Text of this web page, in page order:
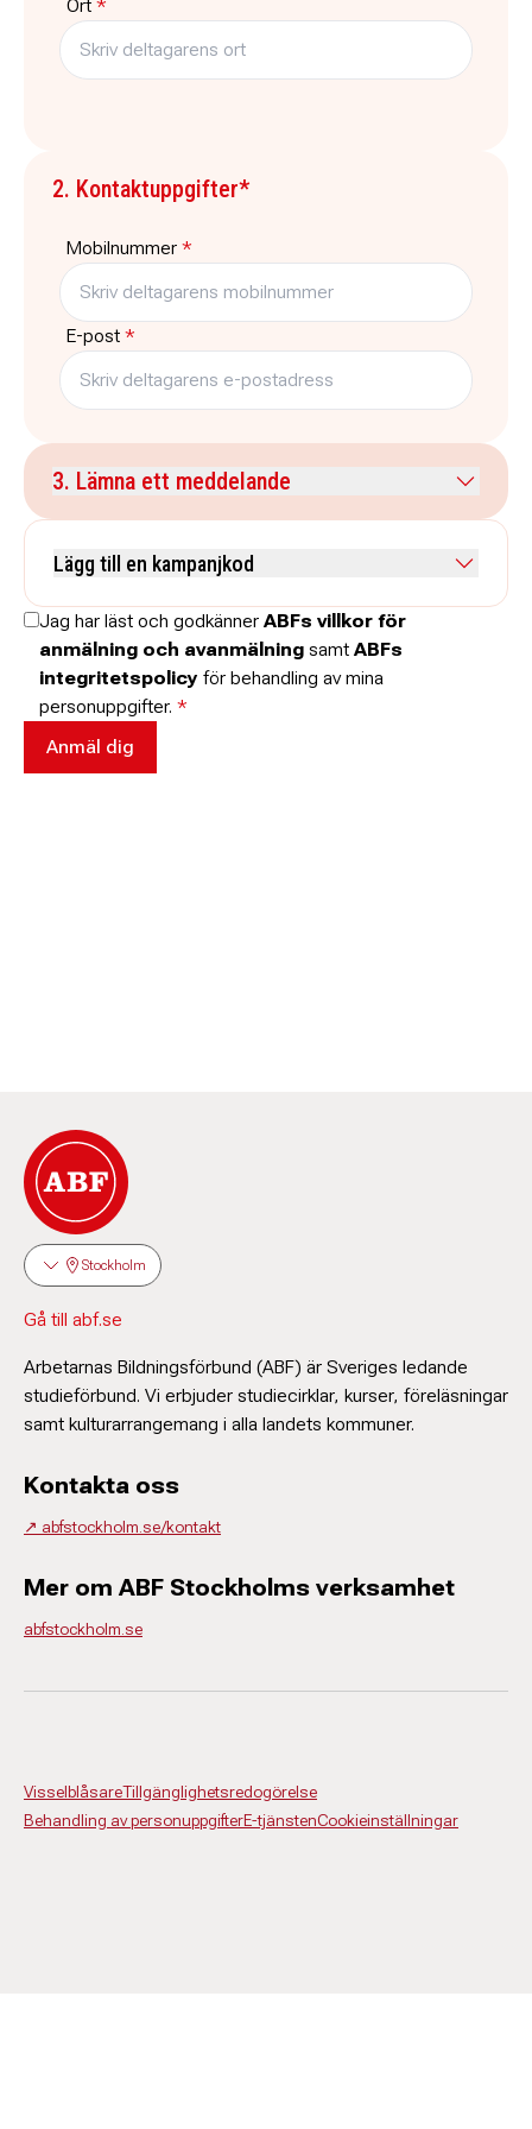
Ort *
2. Kontaktuppgifter*
Mobilnummer *
E-post *
3. Lämna ett meddelande
Lägg till en kampanjkod
Skriv koden utan mellanslag och skriv stora och små bokstäver när
de anges.
Jag har läst och godkänner ABFs villkor för
anmälning och avanmälning samt ABFs
integritetspolicy för behandling av mina
personuppgifter. *
Stockholm
Gå till abf.se
Arbetarnas Bildningsförbund (ABF) är Sveriges ledande
studieförbund. Vi erbjuder studiecirklar, kurser, föreläsningar
samt kulturarrangemang i alla landets kommuner.
Kontakta oss
↗️ abfstockholm.se/kontakt
Mer om ABF Stockholms verksamhet
abfstockholm.se
VisselblåsareTillgänglighetsredogörelse
Behandling av personuppgifterE-tjänstenCookieinställningar